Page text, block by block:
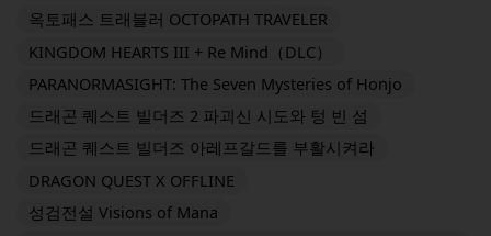
옥토패스 트래블러 OCTOPATH TRAVELER
KINGDOM HEARTS III + Re Mind（DLC）
PARANORMASIGHT: The Seven Mysteries of Honjo
드래곤 퀘스트 빌더즈 2 파괴신 시도와 텅 빈 섬
드래곤 퀘스트 빌더즈 아레프갈드를 부활시켜라
DRAGON QUEST X OFFLINE
성검전설 Visions of Mana